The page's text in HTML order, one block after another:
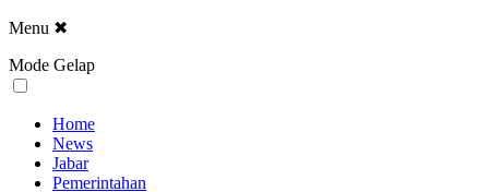
Menu ✖
Mode Gelap
Home
News
Jabar
Pemerintahan